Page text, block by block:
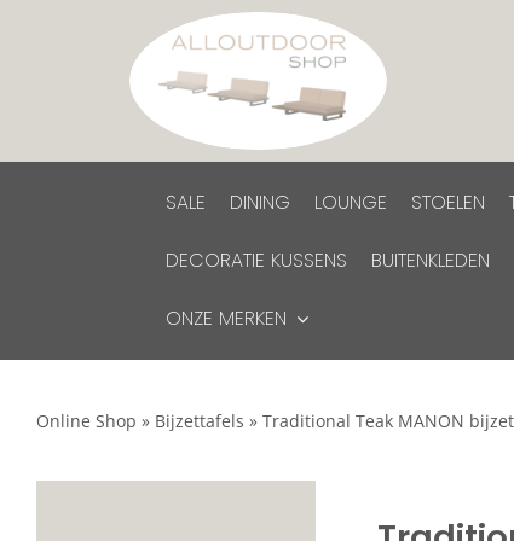
SALE DINING LOUNGE STOELEN
DECORATIE KUSSENS BUITENKLEDEN
ONZE MERKEN
Online Shop » Bijzettafels » Traditional Teak MANON